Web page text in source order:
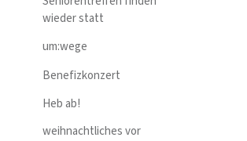
wieder statt
um:wege
Benefizkonzert
Heb ab!
weihnachtliches vor